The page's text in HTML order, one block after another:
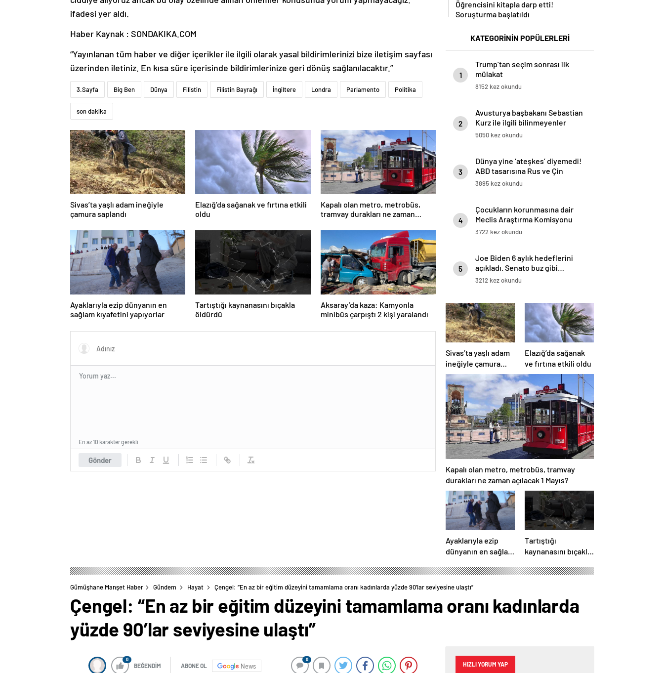
ifadesi yer aldı.
Haber Kaynak : SONDAKIKA.COM
“Yayınlanan tüm haber ve diğer içerikler ile ilgili olarak yasal bildirimlerinizi bize iletişim sayfası
üzerinden iletiniz. En kısa süre içerisinde bildirimlerinize geri dönüş sağlanılacaktır.”
3.Sayfa Big Ben Dünya Filistin Filistin Bayrağı İngiltere Londra Parlamento Politika
son dakika
Sivas’ta yaşlı adam ineğiyle
çamura saplandı
Elazığ’da sağanak ve fırtına etkili
oldu
Kapalı olan metro, metrobüs,
tramvay durakları ne zaman
Ayaklarıyla ezip dünyanın en
sağlam kıyafetini yapıyorlar
Tartıştığı kaynanasını bıçakla
öldürdü
Aksaray’da kaza: Kamyonla
minibüs çarpıştı 2 kişi yaralandı
Gönder
En az 10 karakter gerekli
Öğrencisini kitapla darp etti!
Soruşturma başlatıldı
KATEGORİNİN POPÜLERLERİ
1
Trump’tan seçim sonrası ilk
mülakat
8152 kez okundu
2
Avusturya başbakanı Sebastian
Kurz ile ilgili bilinmeyenler
5050 kez okundu
3
Dünya yine ‘ateşkes’ diyemedi!
ABD tasarısına Rus ve Çin
vetosu
3895 kez okundu
4
Çocukların korunmasına dair
Meclis Araştırma Komisyonu
kurulması kararı Resmi
3722 kez okundu
5
Joe Biden 6 aylık hedeflerini
açıkladı. Senato buz gibi…
3212 kez okundu
Sivas’ta yaşlı adam
ineğiyle çamura
saplandı
Elazığ’da sağanak
ve fırtına etkili oldu
Kapalı olan metro, metrobüs, tramvay
durakları ne zaman açılacak 1 Mayıs?
Ayaklarıyla ezip
dünyanın en sağlam
Tartıştığı
kaynanasını bıçakla
Gümüşhane Manşet Haber Gündem Hayat Çengel: “En az bir eğitim düzeyini tamamlama oranı kadınlarda yüzde 90’lar seviyesine ulaştı”
Çengel: “En az bir eğitim düzeyini tamamlama oranı kadınlarda
yüzde 90’lar seviyesine ulaştı”
0
BEĞENDİM ABONE OL News
0
HIZLI YORUM YAP